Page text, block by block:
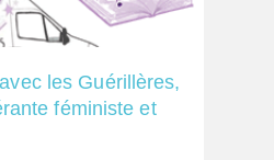
les Guérillères,
féministe et